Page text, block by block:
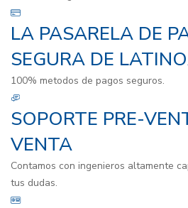
LA PASARELA DE
SEGURA DE
100% metodos de pagos seguros.
SOPORTE PRE-
VENTA
Contamos con ingenieros altamente
tus dudas.